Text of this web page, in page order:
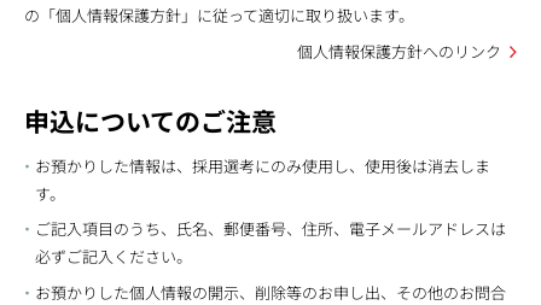
の「個人情報保護方針」に従って適切に取り扱います。
個人情報保護方針へのリンク
申込についてのご注意
お預かりした情報は、採用選考にのみ使用し、使用後は消去しま
す。
ご記入項目のうち、氏名、郵便番号、住所、電子メールアドレスは
必ずご記入ください。
お預かりした個人情報の開示、削除等のお申し出、その他のお問合